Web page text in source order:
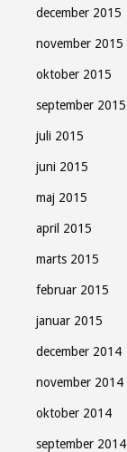
december 2015
november 2015
oktober 2015
september 2015
juli 2015
juni 2015
maj 2015
april 2015
marts 2015
februar 2015
januar 2015
december 2014
november 2014
oktober 2014
september 2014